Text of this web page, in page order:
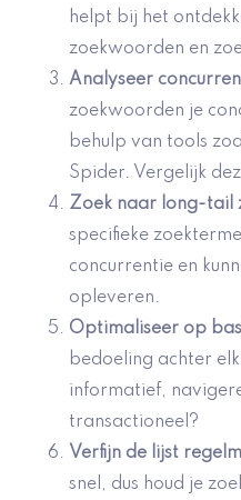
helpt bij het
zoekwoorden en
Analyseer
zoekwoorden je
behulp van tools
Spider. Vergelijk
Zoek naar long-tail
specifieke
concurrentie en
opleveren.
Optimaliseer op
bedoeling achter
informatief,
transactioneel?
Verfijn de lijst
snel, dus houd je